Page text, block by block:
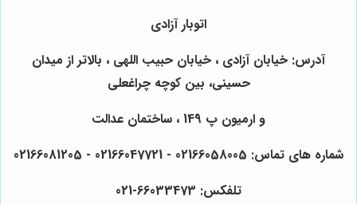
اتوبار آزادی
آدرس: خیابان آزادی ، خیابان حبیب اللهی ، بالاتر از میدان
حسینی، بین کوچه چراغعلی
و ارمیون پ 149 ، ساختمان عدالت
شماره های تماس: 02166058005 - 02166047721 - 02166081205
تلفکس: 66033473-021